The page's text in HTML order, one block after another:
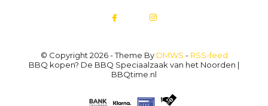
© Copyright 2026 - Theme By DMWS - RSS-feed
BBQ kopen? De BBQ Speciaalzaak van het Noorden |
BBQtime.nl